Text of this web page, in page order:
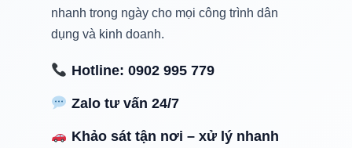
nhanh trong ngày cho mọi công trình dân
dụng và kinh doanh.
Hotline: 0902 995 779
Zalo tư vấn 24/7
Khảo sát tận nơi – xử lý nhanh